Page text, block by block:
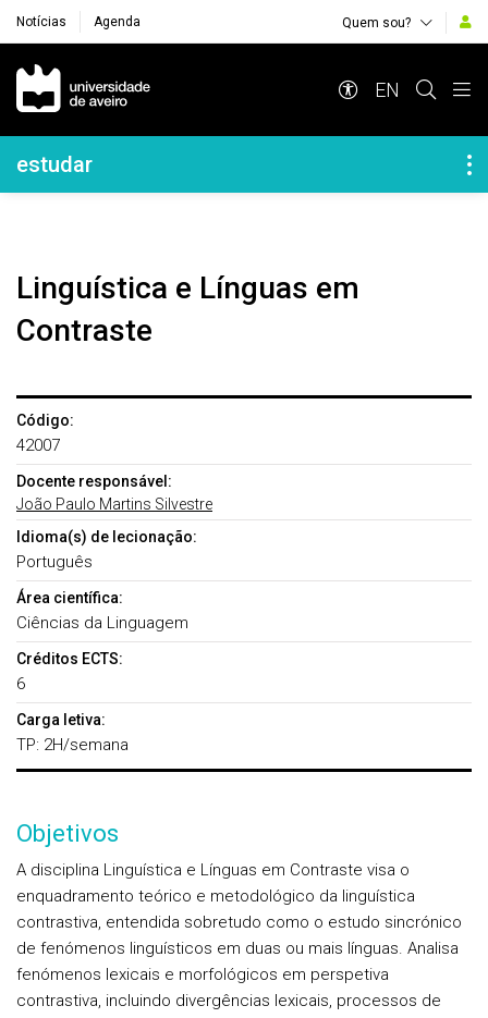
Notícias Agenda Quem sou?
Navegação Principal
EN
Navegação Lateral
estudar
Linguística e Línguas em
Contraste
Código:
42007
Docente responsável:
João Paulo Martins Silvestre
Idioma(s) de lecionação:
Português
Área científica:
Ciências da Linguagem
Créditos ECTS:
6
Carga letiva:
TP: 2H/semana
Objetivos
A disciplina Linguística e Línguas em Contraste visa o
enquadramento teórico e metodológico da linguística
contrastiva, entendida sobretudo como o estudo sincrónico
de fenómenos linguísticos em duas ou mais línguas. Analisa
fenómenos lexicais e morfológicos em perspetiva
contrastiva, incluindo divergências lexicais, processos de